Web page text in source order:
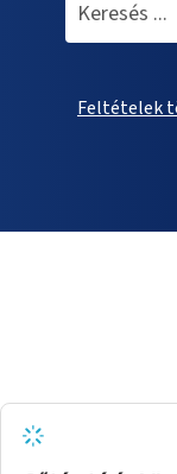
Feltételek